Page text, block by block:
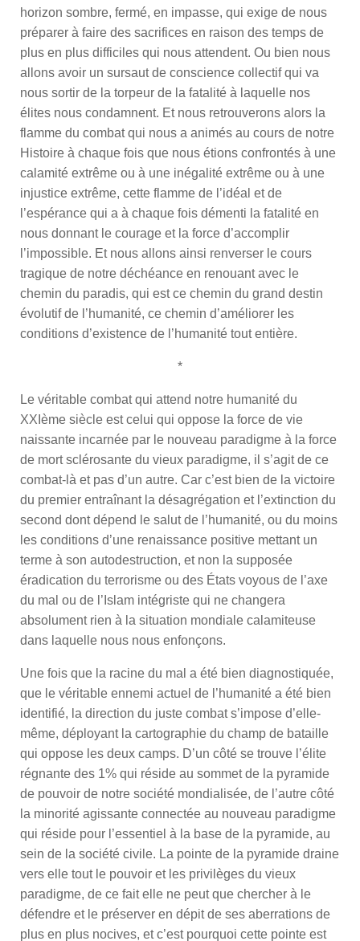
horizon sombre, fermé, en impasse, qui exige de nous
préparer à faire des sacrifices en raison des temps de
plus en plus difficiles qui nous attendent. Ou bien nous
allons avoir un sursaut de conscience collectif qui va
nous sortir de la torpeur de la fatalité à laquelle nos
élites nous condamnent. Et nous retrouverons alors la
flamme du combat qui nous a animés au cours de notre
Histoire à chaque fois que nous étions confrontés à une
calamité extrême ou à une inégalité extrême ou à une
injustice extrême, cette flamme de l’idéal et de
l’espérance qui a à chaque fois démenti la fatalité en
nous donnant le courage et la force d’accomplir
l’impossible. Et nous allons ainsi renverser le cours
tragique de notre déchéance en renouant avec le
chemin du paradis, qui est ce chemin du grand destin
évolutif de l’humanité, ce chemin d’améliorer les
conditions d’existence de l’humanité tout entière.
*
Le véritable combat qui attend notre humanité du
XXIème siècle est celui qui oppose la force de vie
naissante incarnée par le nouveau paradigme à la force
de mort sclérosante du vieux paradigme, il s’agit de ce
combat-là et pas d’un autre. Car c’est bien de la victoire
du premier entraînant la désagrégation et l’extinction du
second dont dépend le salut de l’humanité, ou du moins
les conditions d’une renaissance positive mettant un
terme à son autodestruction, et non la supposée
éradication du terrorisme ou des États voyous de l’axe
du mal ou de l’Islam intégriste qui ne changera
absolument rien à la situation mondiale calamiteuse
dans laquelle nous nous enfonçons.
Une fois que la racine du mal a été bien diagnostiquée,
que le véritable ennemi actuel de l’humanité a été bien
identifié, la direction du juste combat s’impose d’elle-
même, déployant la cartographie du champ de bataille
qui oppose les deux camps. D’un côté se trouve l’élite
régnante des 1% qui réside au sommet de la pyramide
de pouvoir de notre société mondialisée, de l’autre côté
la minorité agissante connectée au nouveau paradigme
qui réside pour l’essentiel à la base de la pyramide, au
sein de la société civile. La pointe de la pyramide draine
vers elle tout le pouvoir et les privilèges du vieux
paradigme, de ce fait elle ne peut que chercher à le
défendre et le préserver en dépit de ses aberrations de
plus en plus nocives, et c’est pourquoi cette pointe est